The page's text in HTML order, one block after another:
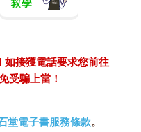
再花大錢打廣告，卻請了
法都像是要把顧客都趕出
如接獲電話要求您前往
受騙上當！
堂電子書服務條款。